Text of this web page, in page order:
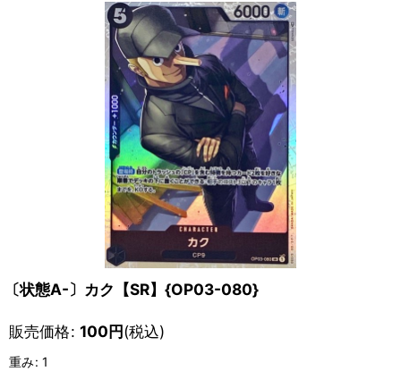
〔状態A-〕カク【SR】{OP03-080}
販売価格: 100円(税込)
重み: 1